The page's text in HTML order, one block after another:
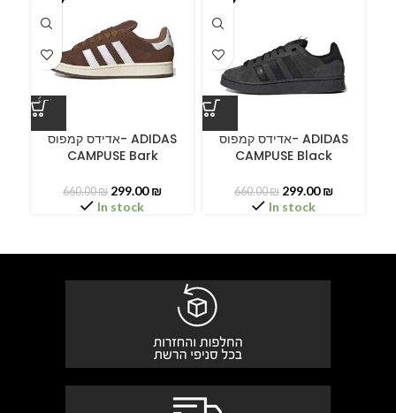
אדידס קמפוס- ADIDAS
CAMPUSE Bark
660.00₪ 299.00₪
In stock
אדידס קמפוס- ADIDAS
CAMPUSE Black
660.00₪ 299.00₪
In stock